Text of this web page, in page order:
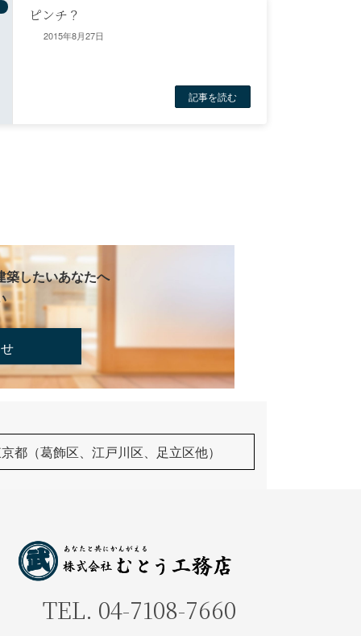
ピンチ？
2015年8月27日
記事を読む
築したいあなたへ
（葛飾区、江戸川区、足立区他）
TEL. 04-7108-7660